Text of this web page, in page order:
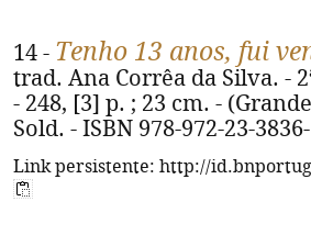
14 - Tenho 13 anos, fui
trad. Ana Corrêa da Silva. -
- 248, [3] p. ; 23 cm. -
Sold. - ISBN 978-972-23-
Link persistente: http://